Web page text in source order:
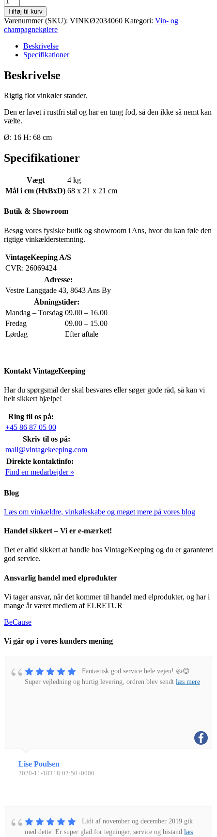
i
rustfri
stål
med
tung
Tilføj til kurv
Varenummer (SKU): VINKØ2034060 Kategori: Vin- og
champagnekølere
Beskrivelse
Specifikationer
Beskrivelse
Rigtig flot vinkøler stander.
Den er lavet i rustfri stål og har en tung fod, så den ikke så nemt kan
vælte.
Ø: 16 H: 68 cm
Specifikationer
Vægt
4 kg
Mål i cm (HxBxD) 68 x 21 x 21 cm
Butik & Showroom
Besøg vores fysiske butik og showroom i Ans, hvor du kan føle den
rigtige vinkælderstemning.
VintageKeeping A/S
CVR: 26069424
Adresse:
Vestre Langgade 43, 8643 Ans By
Åbningstider:
Mandag – Torsdag 09.00 – 16.00
Fredag
09.00 – 15.00
Lørdag
Efter aftale
Kontakt VintageKeeping
Har du spørgsmål der skal besvares eller søger gode råd, så kan vi
helt sikkert hjælpe!
Ring til os på:
+45 86 87 05 00
Skriv til os på:
mail@vintagekeeping.com
Direkte kontaktinfo:
Find en medarbejder »
Blog
Læs om vinkældre, vinkøleskabe og meget mere på vores blog
Handel sikkert – Vi er e-mærket!
Det er altid sikkert at handle hos VintageKeeping og du er garanteret
god service.
Ansvarlig handel med elprodukter
Vi tager ansvar, når det kommer til handel med elprodukter, og har i
mange år været medlem af ELRETUR
BeCause
Vi går op i vores kunders mening
Fantastisk god service hele vejen! 👍😊
Super vejledning og hurtig levering, ordren blev sendt læs mere
Lise Poulsen
2020-11-18T18:02:50+0000
Lidt af november og december 2019 gik
med dette. Er super glad for tegninger, service og bistand læs